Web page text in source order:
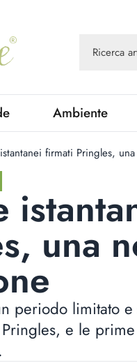
Ambiente
firmati Pringles,
una
periodo limitato
e le